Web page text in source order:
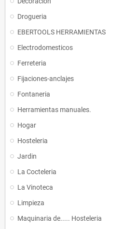
Drogueria
EBERTOOLS HERRAMIENTAS
Electrodomesticos
Ferreteria
Fijaciones-anclajes
Fontaneria
Herramientas manuales.
Hogar
Hosteleria
Jardin
La Cocteleria
La Vinoteca
Limpieza
Maquinaria de..... Hosteleria